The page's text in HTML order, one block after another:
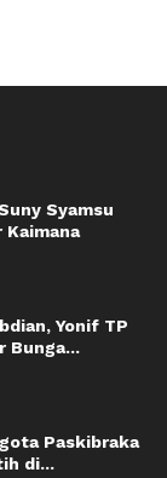
Syamsu
Kaimana
Yonif TP
Bunga...
Paskibraka
di...